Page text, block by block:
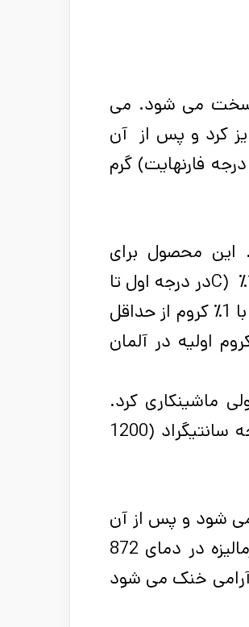
سخت می شود. می
فارنهایت) کربورایز کرد و پس از آن
عمل کوئنچ را انجام داد. مجدداً در دمای 788 درجه سانتیگراد (1450 درجه فارنهایت) گرم
گرفته است. این محصول برای
C)در درجه اول تا
اواخر قرن 1800 یا اوایل 1900 مورد استفاده قرار می گرفتند. فولادهای با 1٪ كروم از حداقل
كروم اولیه در آلمان
ماشینکاری کرد.
دردمای 649 درجه سانتیگراد (1200
درجه فارنهایت) گرم می شود و پس از آن
کوئنچ می‌شود. قبل از انجام این فرایند ، در معرض عملیات حرارتی نرمالیزه در دمای 872
به آرامی خنک می شود